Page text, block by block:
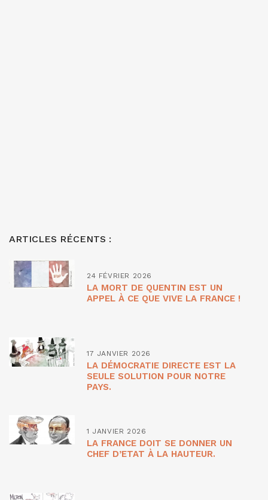
ARTICLES RÉCENTS :
24 FÉVRIER 2026
LA MORT DE QUENTIN EST UN
APPEL À CE QUE VIVE LA FRANCE !
17 JANVIER 2026
LA DÉMOCRATIE DIRECTE EST LA
SEULE SOLUTION POUR NOTRE
PAYS.
1 JANVIER 2026
LA FRANCE DOIT SE DONNER UN
CHEF D’ETAT À LA HAUTEUR.